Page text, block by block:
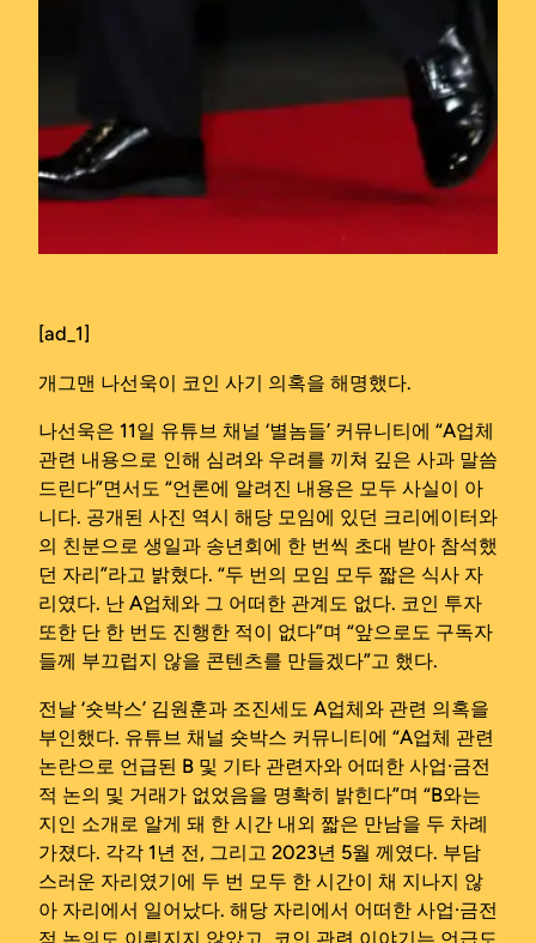
[ad_1]
개그맨 나선욱이 코인 사기 의혹을 해명했다.
나선욱은 11일 유튜브 채널 ‘별놈들’ 커뮤니티에 “A업체
관련 내용으로 인해 심려와 우려를 끼쳐 깊은 사과 말씀
드린다”면서도 “언론에 알려진 내용은 모두 사실이 아
니다. 공개된 사진 역시 해당 모임에 있던 크리에이터와
의 친분으로 생일과 송년회에 한 번씩 초대 받아 참석했
던 자리”라고 밝혔다. “두 번의 모임 모두 짧은 식사 자
리였다. 난 A업체와 그 어떠한 관계도 없다. 코인 투자
또한 단 한 번도 진행한 적이 없다”며 “앞으로도 구독자
들께 부끄럽지 않을 콘텐츠를 만들겠다”고 했다.
전날 ‘숏박스’ 김원훈과 조진세도 A업체와 관련 의혹을
부인했다. 유튜브 채널 숏박스 커뮤니티에 “A업체 관련
논란으로 언급된 B 및 기타 관련자와 어떠한 사업·금전
적 논의 및 거래가 없었음을 명확히 밝힌다”며 “B와는
지인 소개로 알게 돼 한 시간 내외 짧은 만남을 두 차례
가졌다. 각각 1년 전, 그리고 2023년 5월 께였다. 부담
스러운 자리였기에 두 번 모두 한 시간이 채 지나지 않
아 자리에서 일어났다. 해당 자리에서 어떠한 사업·금전